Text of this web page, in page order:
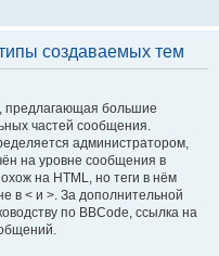
создаваемых тем
предлагающая большие
частей сообщения.
администратором,
на уровне сообщения в
на HTML, но теги в нём
в < и >. За дополнительной
по BBCode, ссылка на